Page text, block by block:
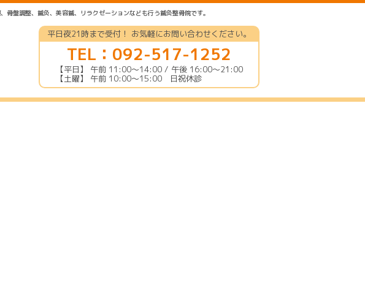
盤調整、鍼灸、美容鍼、リラクゼーションなども行う鍼灸整骨院です。
平日夜21時まで受付！ お気軽にお問い合わせください。
TEL：092-517-1252
【平日】 午前 11:00〜14:00 / 午後 16:00〜21:00
【土曜】 午前 10:00〜15:00 日祝休診